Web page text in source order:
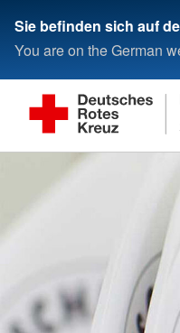
Sie befinden sich auf
You are on the German